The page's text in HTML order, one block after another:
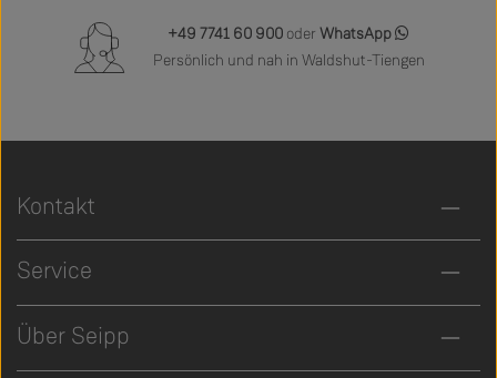
+49 7741 60 900 oder WhatsApp
Persönlich und nah in Waldshut-Tiengen
Kontakt
Service
Über Seipp